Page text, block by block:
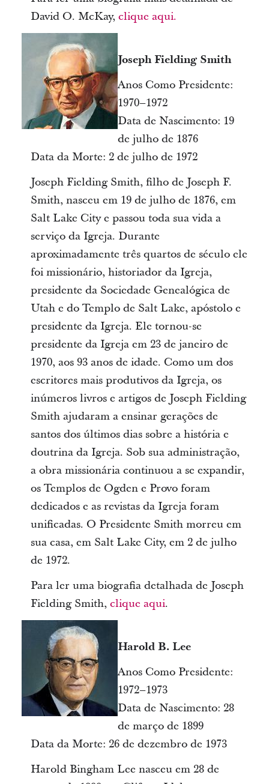
David O. McKay, clique aqui.
Joseph Fielding Smith
Anos Como Presidente:
1970–1972
Data de Nascimento: 19
de julho de 1876
Data da Morte: 2 de julho de 1972
Joseph Fielding Smith, filho de Joseph F.
Smith, nasceu em 19 de julho de 1876, em
Salt Lake City e passou toda sua vida a
serviço da Igreja. Durante
aproximadamente três quartos de século ele
foi missionário, historiador da Igreja,
presidente da Sociedade Genealógica de
Utah e do Templo de Salt Lake, apóstolo e
presidente da Igreja. Ele tornou-se
presidente da Igreja em 23 de janeiro de
1970, aos 93 anos de idade. Como um dos
escritores mais produtivos da Igreja, os
inúmeros livros e artigos de Joseph Fielding
Smith ajudaram a ensinar gerações de
santos dos últimos dias sobre a história e
doutrina da Igreja. Sob sua administração,
a obra missionária continuou a se expandir,
os Templos de Ogden e Provo foram
dedicados e as revistas da Igreja foram
unificadas. O Presidente Smith morreu em
sua casa, em Salt Lake City, em 2 de julho
de 1972.
Para ler uma biografia detalhada de Joseph
Fielding Smith, clique aqui.
Harold B. Lee
Anos Como Presidente:
1972–1973
Data de Nascimento: 28
de março de 1899
Data da Morte: 26 de dezembro de 1973
Harold Bingham Lee nasceu em 28 de